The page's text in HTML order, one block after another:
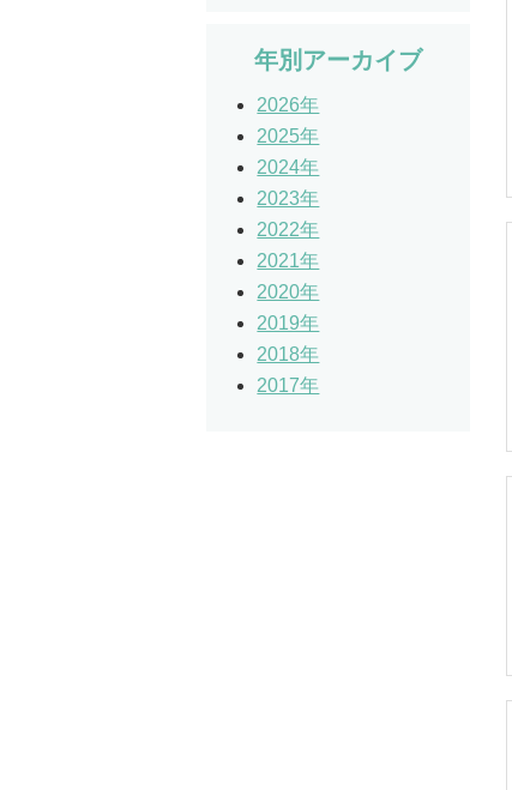
年別アーカイブ
2026年
2025年
2024年
2023年
2022年
2021年
2020年
2019年
2018年
2017年